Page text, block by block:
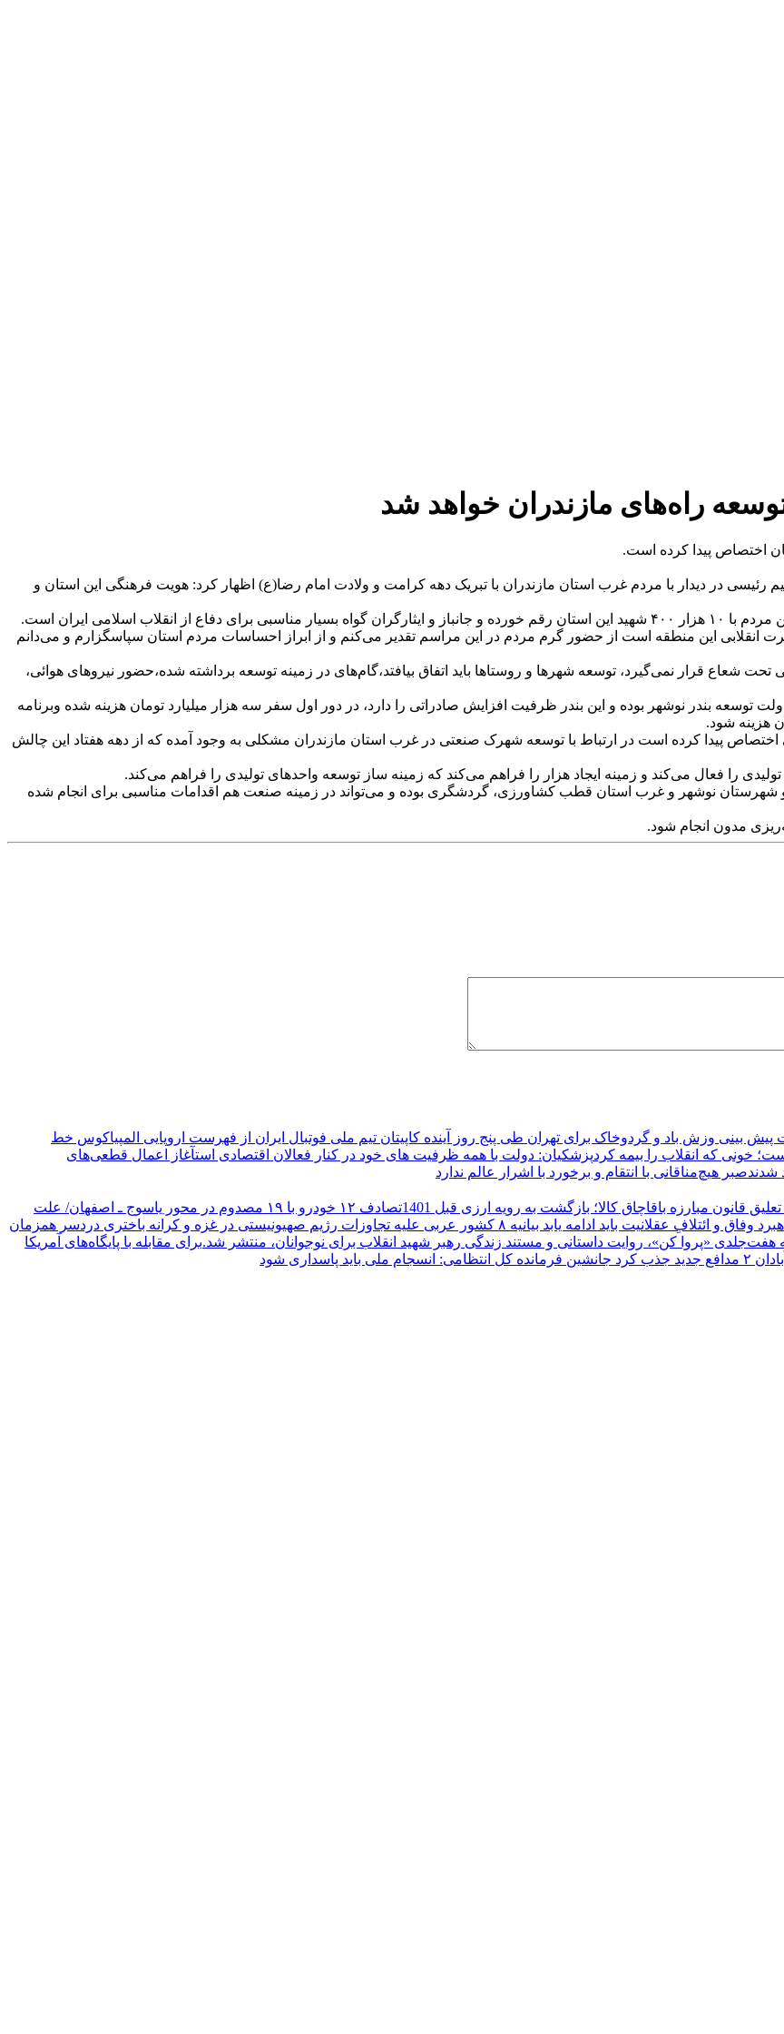
رئیسی در دیدار با مردم غرب استان مازندران با تبریک دهه کرامت و ولادت امام رضا(ع) اظهار کرد: هویت فرهنگی این استان و
اسلامی ایران است.
انقلابی این منطقه است از حضور گرم مردم در این مراسم تقدیر می‌کنم و از ابراز احساسات مردم استان سپاسگزارم و می‌دانم
شعاع قرار نمی‌گیرد، توسعه شهرها و روستاها باید اتفاق بیافتد،گام‌های در زمینه توسعه برداشته شده،حضور نیروهای هوائی،
توسعه بندر نوشهر بوده و این بندر ظرفیت افزایش صادراتی را دارد، در دور اول سفر سه هزار میلیارد تومان هزینه شده وبرنامه
پیدا کرده است در ارتباط با توسعه شهرک صنعتی در غرب استان مازندران مشکلی به وجود آمده که از دهه هفتاد این چالش
را فعال می‌کند و زمینه ایجاد هزار را فراهم می‌کند که زمینه ساز توسعه واحدهای تولیدی را فراهم می‌کند.
و شهرستان نوشهر و غرب استان قطب کشاورزی، گردشگری بوده و می‌تواند در زمینه صنعت هم اقدامات مناسبی برای انجام شده
مدون انجام شود.
پیش بینی وزش باد و گردوخاک برای تهران طی پنج روز آینده کاپیتان تیم ملی فوتبال ایران از فهرست اروپایی المپیاکوس خط
خونی که انقلاب را بیمه کردپزشکیان: دولت با همه ظرفیت های خود در کنار فعالان اقتصادی استآغاز اعمال قطعی‌های
صبر هیچ‌مناقانی با انتقام و برخورد با اشرار عالم ندارد
تعلیق قانون مبارزه باقاچاق کالا؛ بازگشت به رویه ارزی قبل 1401
تصادف ۱۲ خودرو با ۱۹ مصدوم در محور یاسوج ـ اصفهان/ علت
وفاق و ائتلافِ عقلانیت باید ادامه یابد بیانیه ۸ کشور عربی علیه تجاوزات رژیم صهیونیستی در غزه و کرانه باختری
دردسر همزمان
«پروا کن»، روایت داستانی و مستند زندگی رهبر شهید انقلاب برای نوجوانان، منتشر شد.برای مقابله با پایگاه‌های آمریکا
جذب کرد
جانشین فرمانده کل انتظامی: انسجام ملی باید پاسداری شود